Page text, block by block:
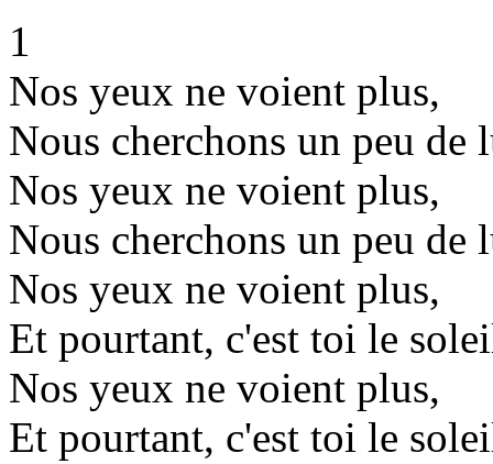
1
Nos yeux ne voient plus,
Nous cherchons un peu de
Nos yeux ne voient plus,
Nous cherchons un peu de
Nos yeux ne voient plus,
Et pourtant, c'est toi le
Nos yeux ne voient plus,
Et pourtant, c'est toi le